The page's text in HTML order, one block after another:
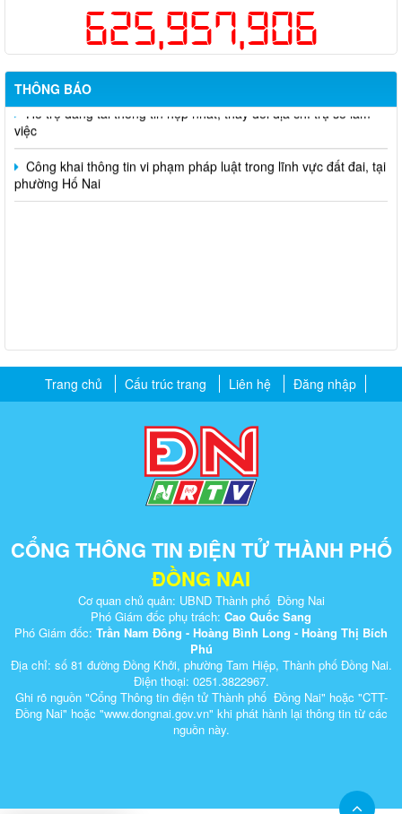
625,957,906
THÔNG BÁO
Kế hoạch Thông tin, tuyên truyền triển khai Kế hoạch Khám
sức khỏe định kỳ hoặc khám sàng lọc miễn phí ít nhất mỗi năm
một lần cho người dân trên địa bàn thành phố Đồng Nai
Hỗ trợ đăng tải thông tin hợp nhất, thay đổi địa chỉ trụ sở làm
việc
Công khai thông tin vi phạm pháp luật trong lĩnh vực đất đai, tại
phường Hố Nai
Trang chủ Cấu trúc trang Liên hệ Đăng nhập
CỔNG THÔNG TIN ĐIỆN TỬ THÀNH PHỐ
ĐỒNG NAI
Cơ quan chủ quản: UBND Thành phố Đồng Nai
Phó Giám đốc phụ trách: Cao Quốc Sang
Phó Giám đốc: Trần Nam Đông - Hoàng Bình Long - Hoàng Thị Bích
Phú
Địa chỉ: số 81 đường Đồng Khởi, phường Tam Hiệp, Thành phố Đồng Nai.
Điện thoại: 0251.3822967.
Ghi rõ nguồn "Cổng Thông tin điện tử Thành phố Đồng Nai" hoặc "CTT-
Đồng Nai" hoặc "www.dongnai.g​ov.vn" khi ​phát hành lại thông tin từ các
nguồn này.​